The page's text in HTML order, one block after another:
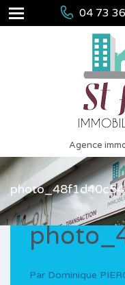
04 73
Agence
Par Dominique